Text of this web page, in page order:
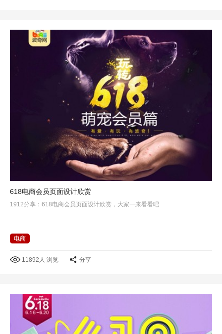
618电商会员页面设计欣赏
1912分享：618电商会员页面设计欣赏，大家一来看看吧
电商
11892人 浏览 分享